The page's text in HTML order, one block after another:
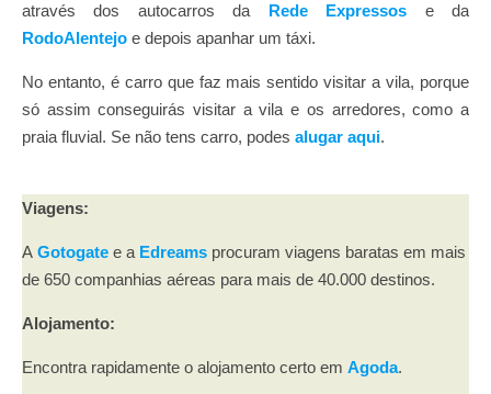
através dos autocarros da Rede Expressos e da
RodoAlentejo e depois apanhar um táxi.
No entanto, é carro que faz mais sentido visitar a vila, porque
só assim conseguirás visitar a vila e os arredores, como a
praia fluvial. Se não tens carro, podes alugar aqui.
Viagens:
A Gotogate e a Edreams procuram viagens baratas em mais
de 650 companhias aéreas para mais de 40.000 destinos.
Alojamento:
Encontra rapidamente o alojamento certo em Agoda.